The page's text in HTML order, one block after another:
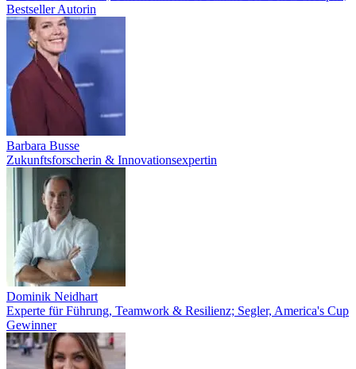
Bestseller Autorin
Barbara Busse
Zukunftsforscherin & Innovationsexpertin
Dominik Neidhart
Experte für Führung, Teamwork & Resilienz; Segler, America's Cup
Gewinner